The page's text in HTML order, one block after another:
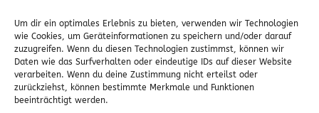
Um dir ein optimales Erlebnis zu bieten, verwenden wir Technologien
wie Cookies, um Geräteinformationen zu speichern und/oder darauf
zuzugreifen. Wenn du diesen Technologien zustimmst, können wir
Daten wie das Surfverhalten oder eindeutige IDs auf dieser Website
verarbeiten. Wenn du deine Zustimmung nicht erteilst oder
zurückziehst, können bestimmte Merkmale und Funktionen
beeinträchtigt werden.
Kontakt
Wr. Neustädterstrasse 20